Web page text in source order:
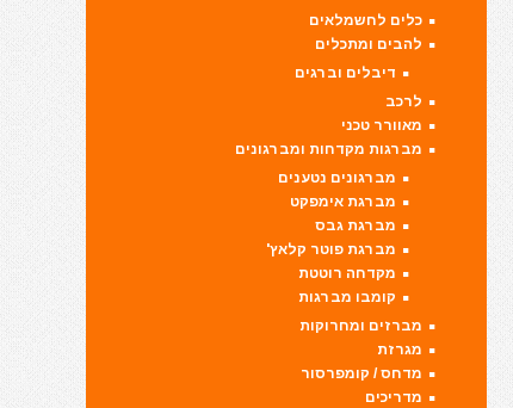
כלים לחשמלאים
להבים ומתכלים
דיבלים וברגים
לרכב
מאוורר טכני
מברגות מקדחות ומברגונים
מברגונים נטענים
מברגת אימפקט
מברגת גבס
מברגת פוטר קלאץ'
מקדחה רוטטת
קומבו מברגות
מברזים ומחרוקות
מגרזת
מדחס / קומפרסור
מדריכים